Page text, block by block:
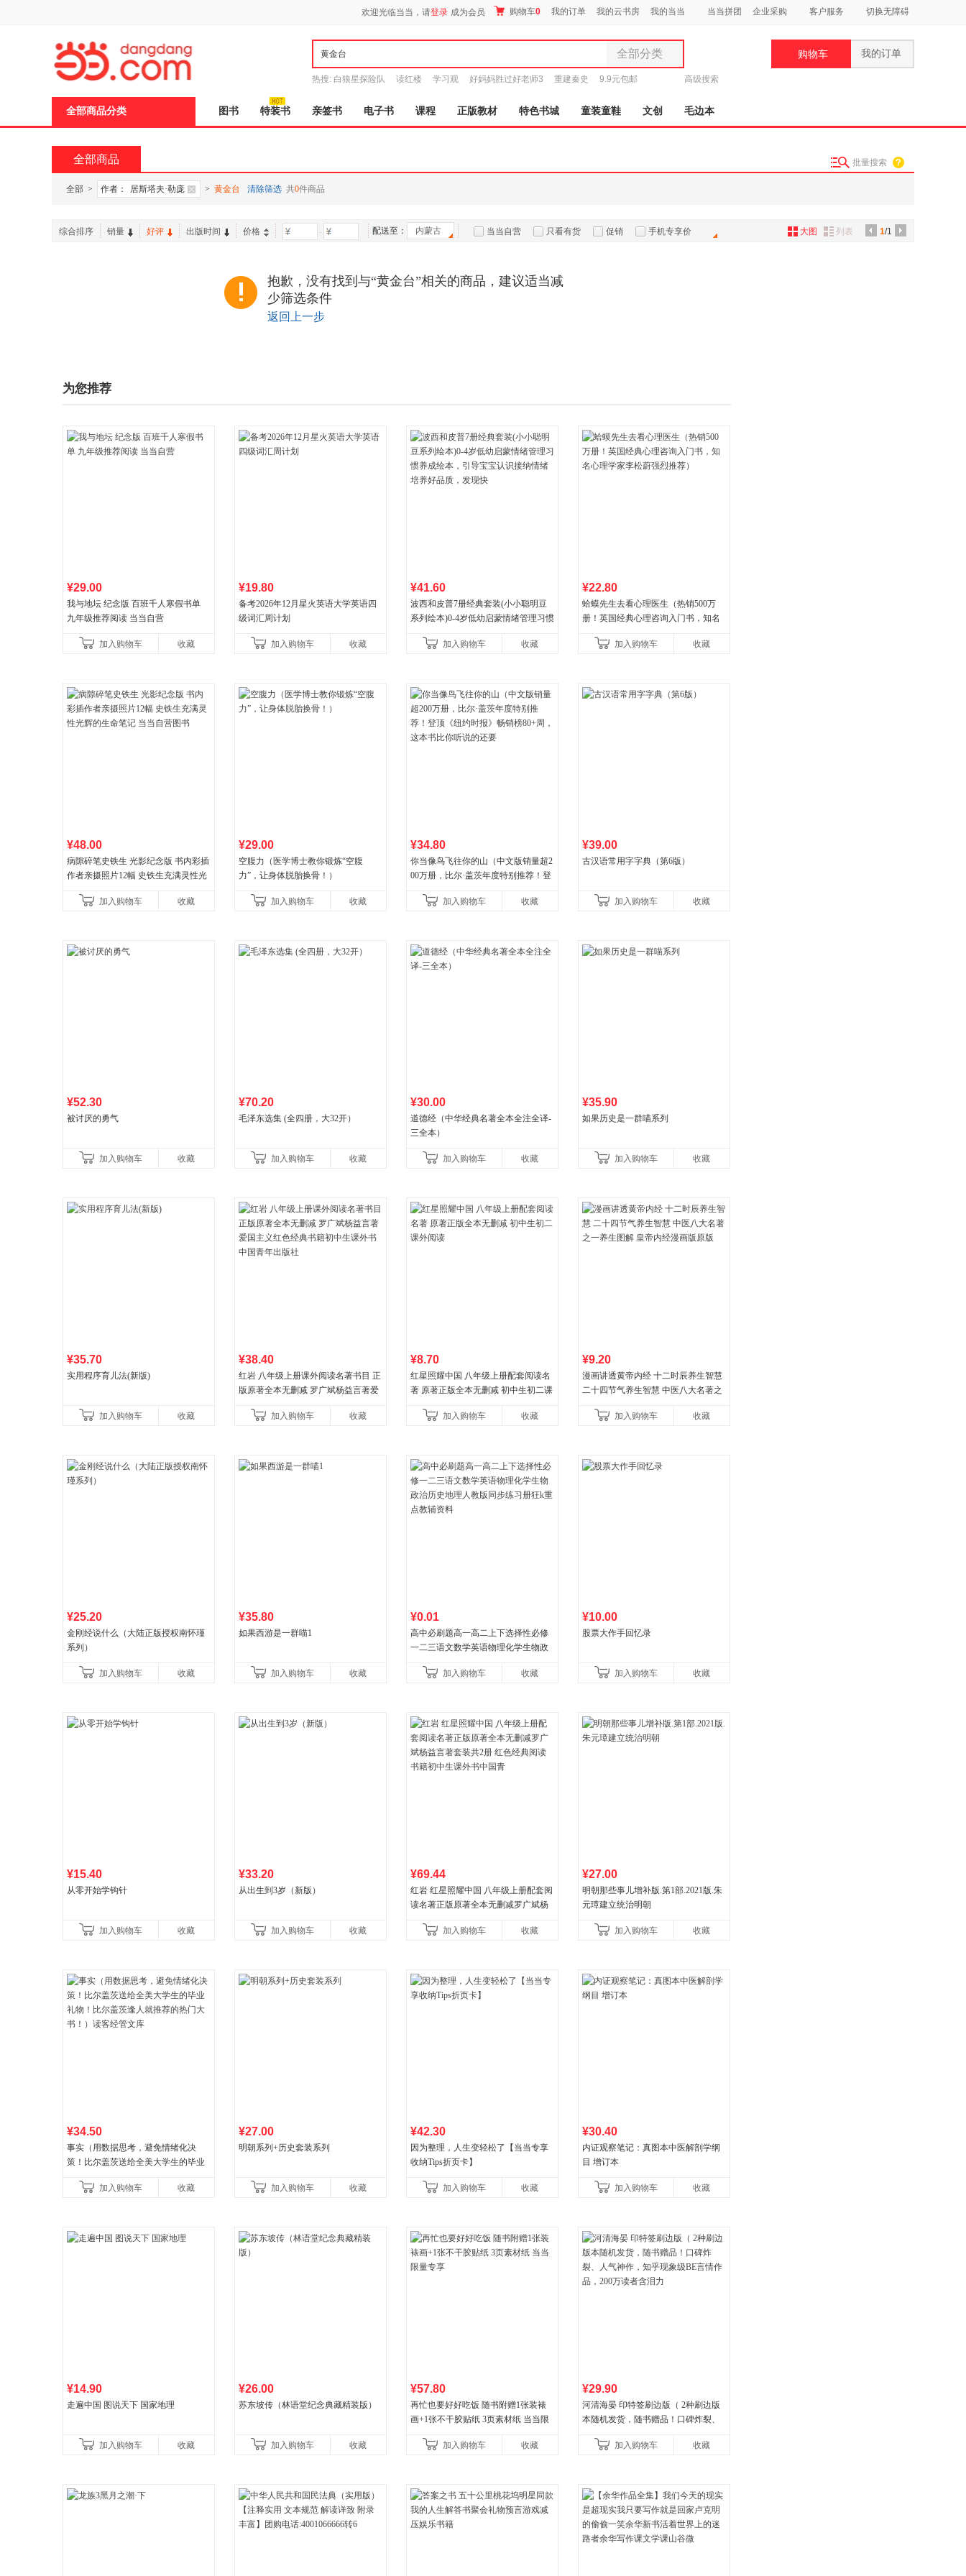
欢迎光临当当，请登录 成为会员 购物车0 我的订单 我的云书房 我的当当 当当拼团 企业采购 客户服务 切换无障碍
全部分类
全部分类
图书
电子书
孕婴服饰
数码影音
电脑办公
大家电
热搜: 白狼星探险队 读红楼 学习观 好妈妈胜过好老师3 重建秦史 9.9元包邮 高级搜索
购物车 我的订单
全部商品分类 图书 特装书 亲签书 电子书 课程 正版教材 特色书城 童装童鞋 文创 毛边本
全部商品 批量搜索
全部 > 作者： 居斯塔夫·勒庞 > 黄金台 清除筛选 共0件商品
综合排序 销量 好评 出版时间 价格 - 配送至： 内蒙古 当当自营 只看有货 促销 手机专享价 1/1
大图 列表
抱歉，没有找到与“黄金台”相关的商品，建议适当减
少筛选条件
返回上一步
为您推荐
¥29.00
我与地坛 纪念版 百班千人寒假书单
九年级推荐阅读 当当自营
加入购物车 收藏
¥19.80
备考2026年12月星火英语大学英语四
级词汇周计划
加入购物车 收藏
¥41.60
波西和皮普7册经典套装(小小聪明豆
系列绘本)0-4岁低幼启蒙情绪管理习惯
养好品质，发现快
加入购物车 收藏
¥22.80
蛤蟆先生去看心理医生（热销500万
册！英国经典心理咨询入门书，知名
加入购物车
收藏
¥48.00
病隙碎笔史铁生 光影纪念版 书内彩插
作者亲摄照片12幅 史铁生充满灵性光
加入购物车
收藏
¥29.00
空腹力（医学博士教你锻炼“空腹
力”，让身体脱胎换骨！）
加入购物车 收藏
¥34.80
你当像鸟飞往你的山（中文版销量超2
00万册，比尔·盖茨年度特别推荐！登
比你听说的还要
加入购物车 收藏
¥39.00
古汉语常用字字典（第6版）
加入购物车 收藏
¥52.30
被讨厌的勇气
加入购物车 收藏
¥70.20
毛泽东选集 (全四册，大32开）
加入购物车 收藏
¥30.00
道德经（中华经典名著全本全注全译-
三全本）
加入购物车 收藏
¥35.90
如果历史是一群喵系列
加入购物车 收藏
¥35.70
实用程序育儿法(新版)
加入购物车 收藏
¥38.40
红岩 八年级上册课外阅读名著书目 正
版原著全本无删减 罗广斌杨益言著爱
国青年出版社加入购物车 收藏
¥8.70
红星照耀中国 八年级上册配套阅读名
著 原著正版全本无删减 初中生初二课
加入购物车
收藏
¥9.20
漫画讲透黄帝内经 十二时辰养生智慧
二十四节气养生智慧 中医八大名著之
加入购物车
收藏
¥25.20
金刚经说什么（大陆正版授权南怀瑾
系列）
加入购物车 收藏
¥35.80
如果西游是一群喵1
加入购物车 收藏
¥0.01
高中必刷题高一高二上下选择性必修
一二三语文数学英语物理化学生物政
教辅资料加入购物车 收藏
¥10.00
股票大作手回忆录
加入购物车 收藏
¥15.40
从零开始学钩针
加入购物车 收藏
¥33.20
从出生到3岁（新版）
加入购物车 收藏
¥69.44
红岩 红星照耀中国 八年级上册配套阅
读名著正版原著全本无删减罗广斌杨
初中生课外书中国青
加入购物车 收藏
¥27.00
明朝那些事儿增补版.第1部.2021版.朱
元璋建立统治明朝
加入购物车 收藏
¥34.50
事实（用数据思考，避免情绪化决
策！比尔盖茨送给全美大学生的毕业
书！）读客经管文库
加入购物车 收藏
¥27.00
明朝系列+历史套装系列
加入购物车 收藏
¥42.30
因为整理，人生变轻松了【当当专享
收纳Tips折页卡】
加入购物车 收藏
¥30.40
内证观察笔记：真图本中医解剖学纲
目 增订本
加入购物车 收藏
¥14.90
走遍中国 图说天下 国家地理
加入购物车 收藏
¥26.00
苏东坡传（林语堂纪念典藏精装版）
加入购物车 收藏
¥57.80
再忙也要好好吃饭 随书附赠1张装裱
画+1张不干胶贴纸 3页素材纸 当当限
加入购物车
收藏
¥29.90
河清海晏 印特签刷边版（ 2种刷边版
本随机发货，随书赠品！口碑炸裂、
200万读者含泪力
加入购物车 收藏
页